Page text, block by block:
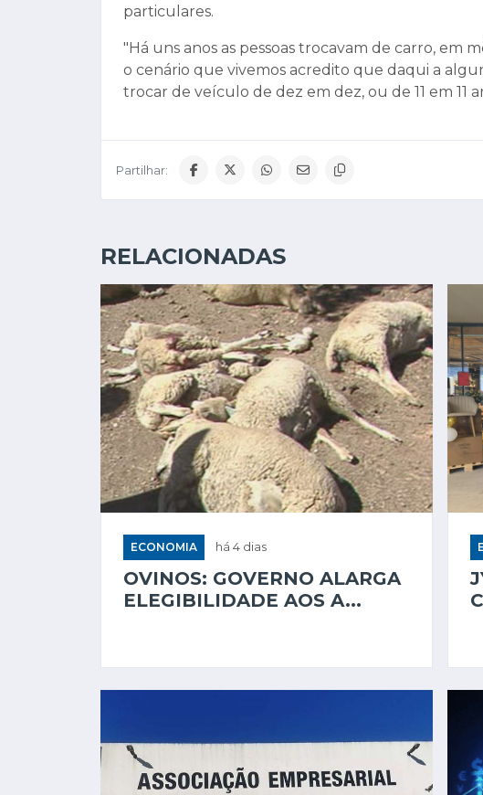
particulares.
"Há uns anos as pessoas trocavam de carro, em
o cenário que vivemos acredito que daqui a
trocar de veículo de dez em dez, ou de 11 em 11
Partilhar:
RELACIONADAS
ECONOMIA há 4 dias
OVINOS: GOVERNO ALARGA
ELEGIBILIDADE AOS A...